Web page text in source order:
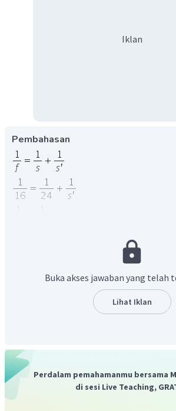
Iklan
Pembahasan
Jadi, jawaban yang tepat adalah 48 cm
Buka akses jawaban yang telah
Lihat Iklan
Perdalam pemahamanmu bersama
di sesi Live Teaching,